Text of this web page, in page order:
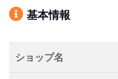
基本情報
ショップ名